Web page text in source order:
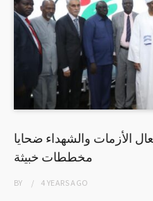
الأزمات والشهداء ضحايا
مخططات خبيثة
BY 4 YEARSAGO